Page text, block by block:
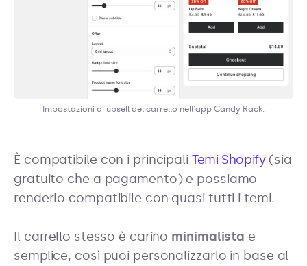
Impostazioni di upsell del carrello nell'app Candy Rack.
È compatibile con i principali Temi Shopify(sia
gratuito che a pagamento) e possiamo
renderlo compatibile con quasi tutti i temi.
Il carrello stesso è carino minimalista e
semplice, così puoi personalizzarlo in base al